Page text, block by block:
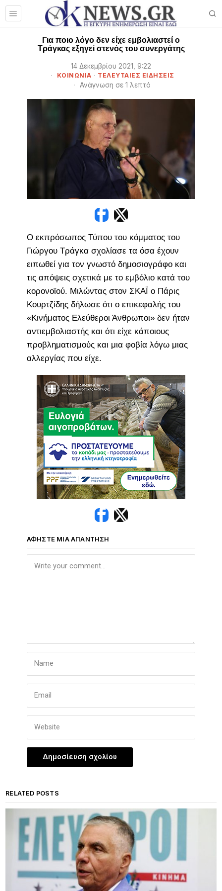
Για ποιο λόγο δεν είχε εμβολιαστεί ο
Τράγκας εξηγεί στενός του συνεργάτης
14 Δεκεμβρίου 2021, 9:22
ΚΟΙΝΩΝΙΑ · ΤΕΛΕΥΤΑΙΕΣ ΕΙΔΗΣΕΙΣ
Ανάγνωση σε 1 λεπτό
Ο εκπρόσωπος Τύπου του κόμματος του
Γιώργου Τράγκα σχολίασε τα όσα έχουν
ειπωθεί για τον γνωστό δημοσιογράφο και
τις απόψεις σχετικά με το εμβόλιο κατά του
κορονοϊού. Μιλώντας στον ΣΚΑΪ ο Πάρις
Κουρτζίδης δήλωσε ότι ο επικεφαλής του
«Κινήματος Ελεύθεροι Άνθρωποι» δεν ήταν
αντιεμβολιαστής και ότι είχε κάποιους
προβληματισμούς και μια φοβία λόγω μιας
αλλεργίας που είχε.
ΑΦΉΣΤΕ ΜΙΑ ΑΠΆΝΤΗΣΗ
RELATED POSTS